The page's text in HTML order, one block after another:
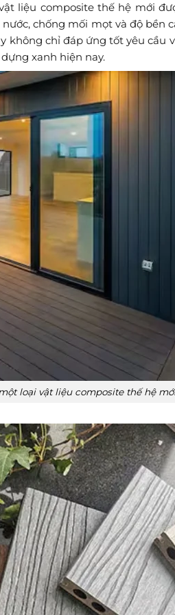
liệu composite thế hệ mới
chống mối mọt và độ bền
không chỉ đáp ứng tốt yêu
xanh hiện nay.
loại vật liệu composite thế hệ